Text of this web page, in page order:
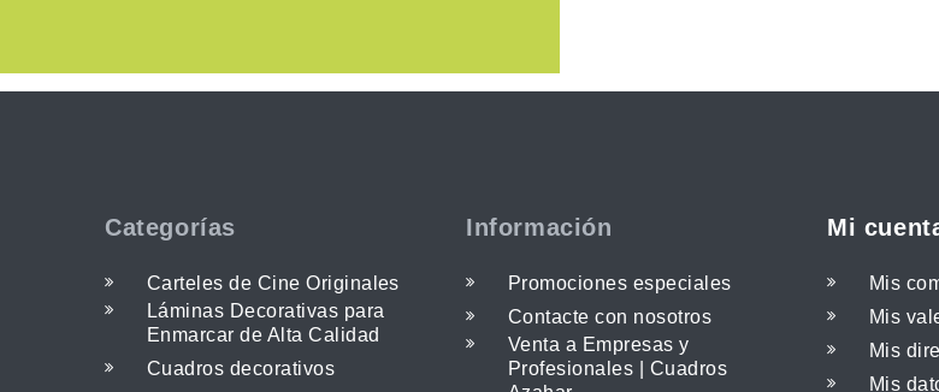
Categorías
Carteles de Cine Originales
Láminas Decorativas para
Enmarcar de Alta Calidad
Cuadros decorativos
Información
Promociones especiales
Contacte con nosotros
Venta a Empresas y
Profesionales | Cuadros
Mi
Mis
Mis
Mis
Mis